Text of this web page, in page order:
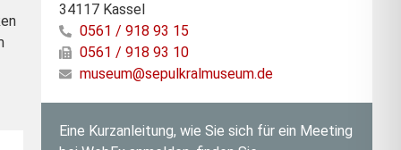
34117 Kassel
0561 / 918 93 15
0561 / 918 93 10
museum@sepulkralmuseum.de
Eine Kurzanleitung, wie Sie sich für ein Meeting